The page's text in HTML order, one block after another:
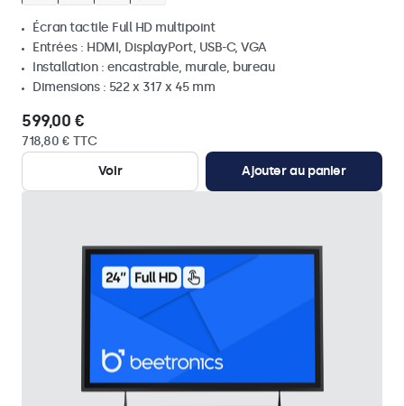
Écran tactile Full HD multipoint
Entrées : HDMI, DisplayPort, USB-C, VGA
Installation : encastrable, murale, bureau
Dimensions : 522 x 317 x 45 mm
599,00 €
718,80 € TTC
Voir
Ajouter au panier